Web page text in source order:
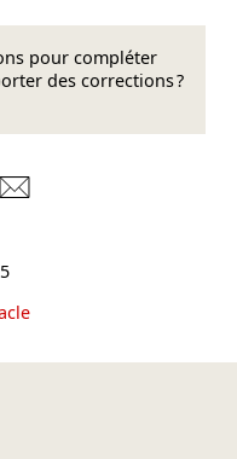
pour compléter
des corrections ?
LinkedIn
sur Mastodon
sur Bluesky
Partager sur Facebook